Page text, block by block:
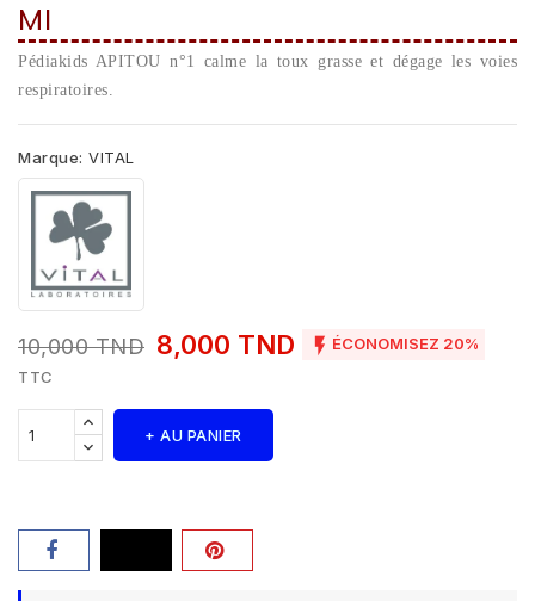
Ml
Pédiakids APITOU n°1 calme la toux grasse et dégage les voies
respiratoires.
Marque: VITAL
10,000 TND 8,000 TND  ÉCONOMISEZ 20%
TTC
+ AU PANIER